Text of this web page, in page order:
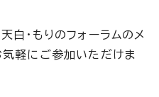
白・もりのフォーラムのメ
軽にご参加いただけま